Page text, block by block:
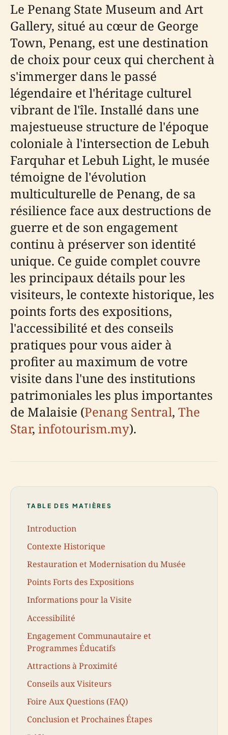
Le Penang State Museum and Art
Gallery, situé au cœur de George
Town, Penang, est une destination
de choix pour ceux qui cherchent à
s'immerger dans le passé
légendaire et l'héritage culturel
vibrant de l'île. Installé dans une
majestueuse structure de l'époque
coloniale à l'intersection de Lebuh
Farquhar et Lebuh Light, le musée
témoigne de l'évolution
multiculturelle de Penang, de sa
résilience face aux destructions de
guerre et de son engagement
continu à préserver son identité
unique. Ce guide complet couvre
les principaux détails pour les
visiteurs, le contexte historique, les
points forts des expositions,
l'accessibilité et des conseils
pratiques pour vous aider à
profiter au maximum de votre
visite dans l'une des institutions
patrimoniales les plus importantes
de Malaisie (Penang Sentral, The
Star, infotourism.my).
TABLE DES MATIÈRES
Introduction
Contexte Historique
Restauration et Modernisation du Musée
Points Forts des Expositions
Informations pour la Visite
Accessibilité
Engagement Communautaire et
Programmes Éducatifs
Attractions à Proximité
Conseils aux Visiteurs
Foire Aux Questions (FAQ)
Conclusion et Prochaines Étapes